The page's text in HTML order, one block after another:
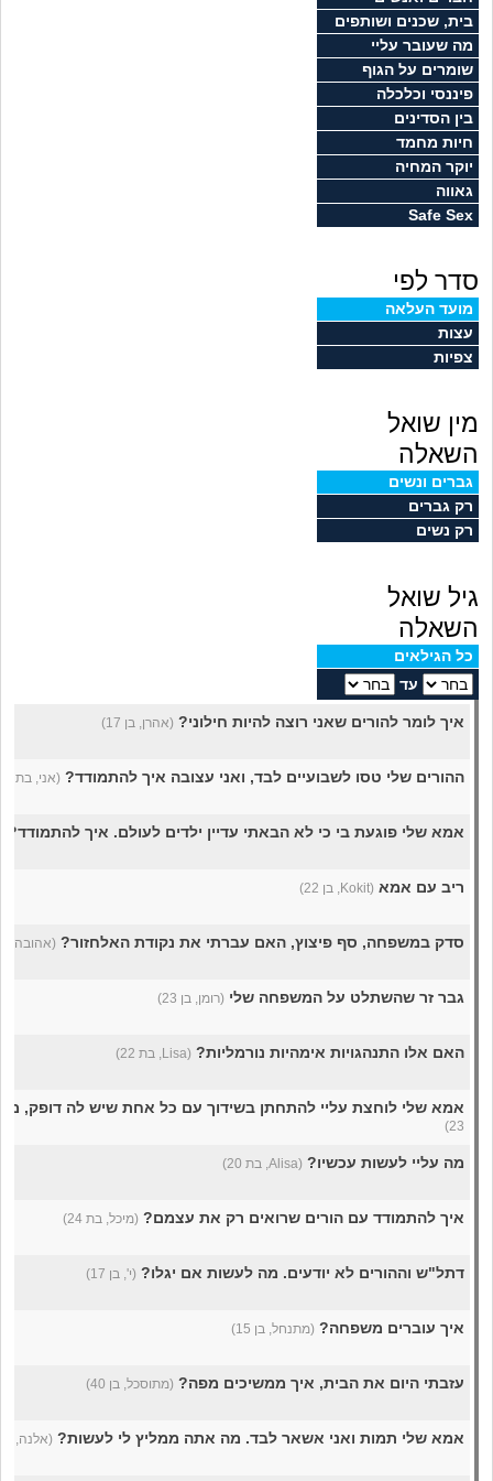
חיות מחמד
יוקר המחיה
גאווה
בית, שכנים ושותפים
מה שעובר עליי
שומרים על הגוף
פיננסי וכלכלה
בין הסדינים
חיות מחמד
יוקר המחיה
גאווה
Safe Sex
סדר לפי
מועד העלאה
עצות
צפיות
מין שואל
השאלה
גברים ונשים
רק גברים
רק נשים
גיל שואל
השאלה
כל הגילאים
עד
איך לומר להורים שאני רוצה להיות חילוני? (אהרן, בן 17)
ההורים שלי טסו לשבועיים לבד, ואני עצובה איך להתמודד? (אני, בת 20)
אמא שלי פוגעת בי כי לא הבאתי עדיין ילדים לעולם. איך להתמודד?
ריב עם אמא (Kokit, בן 22)
סדק במשפחה, סף פיצוץ, האם עברתי את נקודת האלחזור? (אהובה
גבר זר שהשתלט על המשפחה שלי (רומן, בן 23)
האם אלו התנהגויות אימהיות נורמליות? (Lisa, בת 22)
אמא שלי לוחצת עליי להתחתן בשידוך עם כל אחת שיש לה דופק,
23)
מה עליי לעשות עכשיו? (Alisa, בת 20)
איך להתמודד עם הורים שרואים רק את עצמם? (מיכל, בת 24)
דתל"ש וההורים לא יודעים. מה לעשות אם יגלו? (י', בן 17)
איך עוברים משפחה? (מתנחל, בן 15)
עזבתי היום את הבית, איך ממשיכים מפה? (מתוסכל, בן 40)
אמא שלי תמות ואני אשאר לבד. מה אתה ממליץ לי לעשות? (אלנה, בת